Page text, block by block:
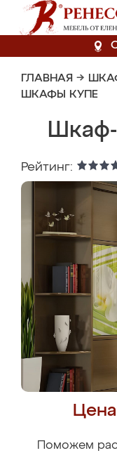
ГЛАВНАЯ →
ШКАФЫ КУПЕ
Шкаф-
Рейтинг:
Поможем